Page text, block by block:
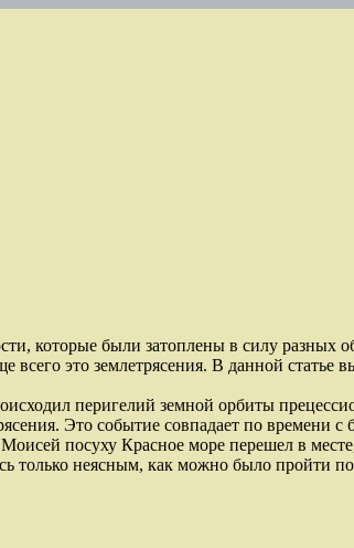
которые были затоплены в силу разных
это землетрясения. В данной статье
перигелий земной орбиты
Это событие совпадает по
посуху Красное море перешел в
только неясным, как можно было пройти